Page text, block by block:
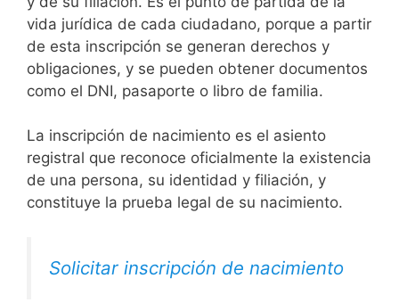
vida jurídica de cada ciudadano, porque a partir
de esta inscripción se generan derechos y
obligaciones, y se pueden obtener documentos
como el DNI, pasaporte o libro de familia.
La inscripción de nacimiento es el asiento
registral que reconoce oficialmente la existencia
de una persona, su identidad y filiación, y
constituye la prueba legal de su nacimiento.
Solicitar inscripción de nacimiento